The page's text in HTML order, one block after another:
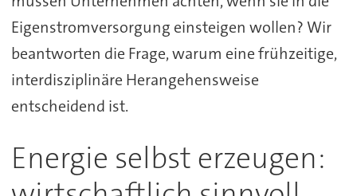
Eigenstromversorgung einsteigen wollen? Wir
beantworten die Frage, warum eine frühzeitige,
interdisziplinäre Herangehensweise
entscheidend ist.
Energie selbst erzeugen: